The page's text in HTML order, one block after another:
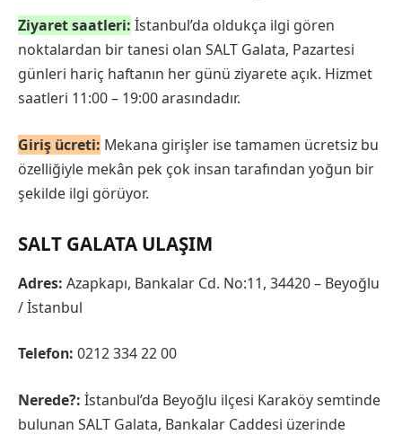
Ziyaret saatleri: İstanbul’da oldukça ilgi gören
noktalardan bir tanesi olan SALT Galata, Pazartesi
günleri hariç haftanın her günü ziyarete açık. Hizmet
saatleri 11:00 – 19:00 arasındadır.
Giriş ücreti: Mekana girişler ise tamamen ücretsiz bu
özelliğiyle mekân pek çok insan tarafından yoğun bir
şekilde ilgi görüyor.
SALT GALATA ULAŞIM
Adres: Azapkapı, Bankalar Cd. No:11, 34420 – Beyoğlu
/ İstanbul
Telefon: 0212 334 22 00
Nerede?: İstanbul’da Beyoğlu ilçesi Karaköy semtinde
bulunan SALT Galata, Bankalar Caddesi üzerinde